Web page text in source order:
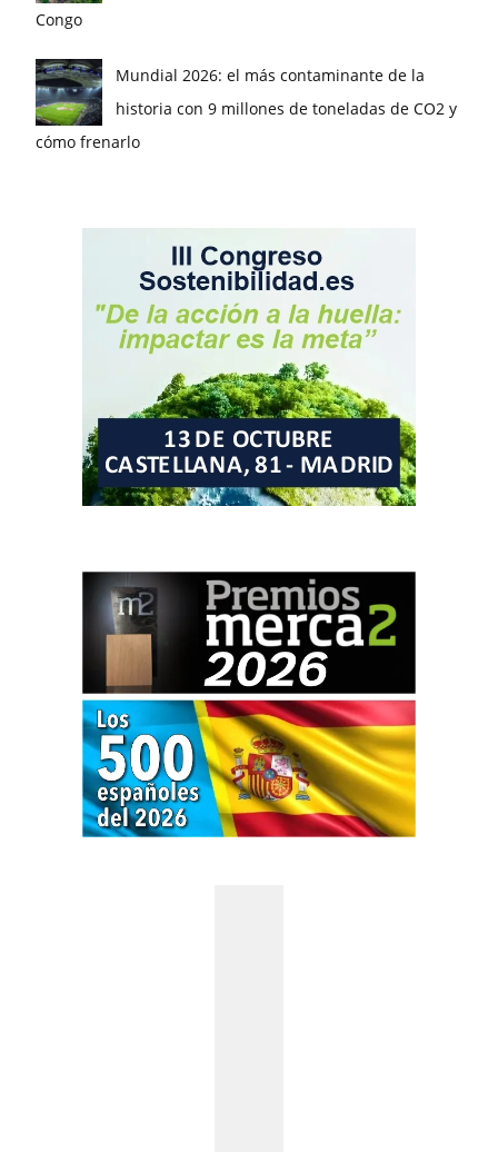
Congo
Mundial 2026: el más contaminante de la
historia con 9 millones de toneladas de CO2 y
cómo frenarlo